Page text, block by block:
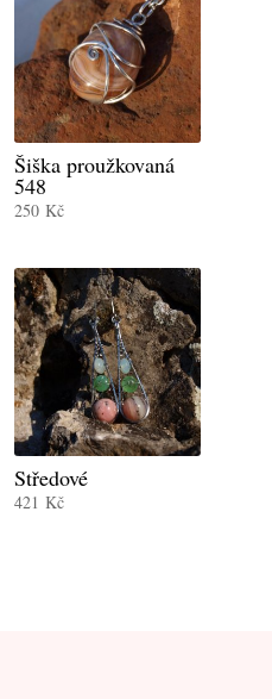
Šiška proužkovaná
548
250 Kč
Středové
421 Kč